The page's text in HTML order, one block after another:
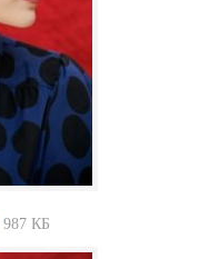
987 КБ